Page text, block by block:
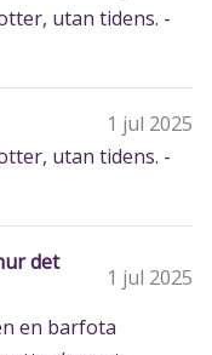
utan tidens. -
1 jul 2025
utan tidens. -
det
1 jul 2025
en barfota